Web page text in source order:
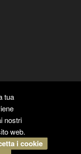
99. Tutti i diritti
tua
nostri
web.
i cookie